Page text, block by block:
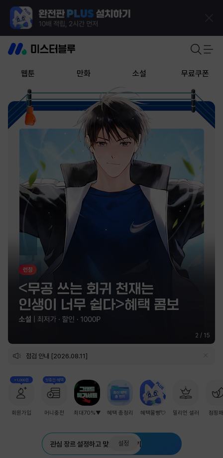
웹툰 만화 소설 무료쿠폰
2 / 15
점검 안내 [2026.08.11]
+1,000원
회원가입
첫충전 혜택
머니충전 최대70%▼ 혜택 총정리 혜택몰빵💘 밀리언 셀러 점핑
관심 장르 설정하고 맞춤 추천 받기
설정